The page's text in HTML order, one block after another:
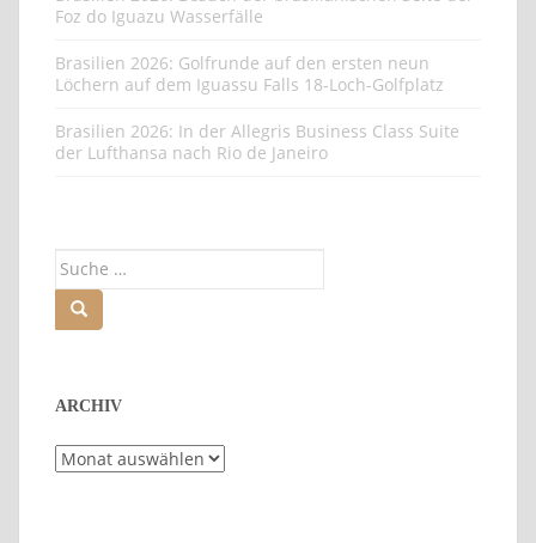
Foz do Iguazu Wasserfälle
Brasilien 2026: Golfrunde auf den ersten neun
Löchern auf dem Iguassu Falls 18-Loch-Golfplatz
Brasilien 2026: In der Allegris Business Class Suite
der Lufthansa nach Rio de Janeiro
ARCHIV
Archiv